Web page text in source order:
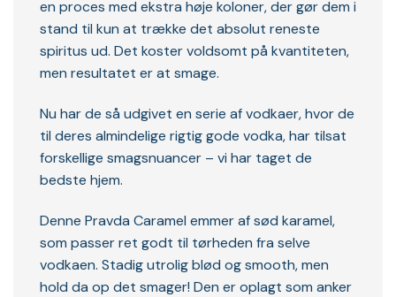
en proces med ekstra høje koloner, der gør dem i
stand til kun at trække det absolut reneste
spiritus ud. Det koster voldsomt på kvantiteten,
men resultatet er at smage.
Nu har de så udgivet en serie af vodkaer, hvor de
til deres almindelige rigtig gode vodka, har tilsat
forskellige smagsnuancer – vi har taget de
bedste hjem.
Denne Pravda Caramel emmer af sød karamel,
som passer ret godt til tørheden fra selve
vodkaen. Stadig utrolig blød og smooth, men
hold da op det smager! Den er oplagt som anker